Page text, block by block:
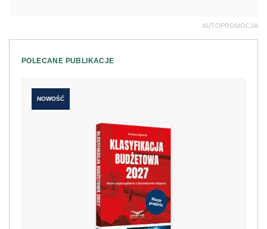
AUTOPROMOCJA
POLECANE PUBLIKACJE
NOWOŚĆ